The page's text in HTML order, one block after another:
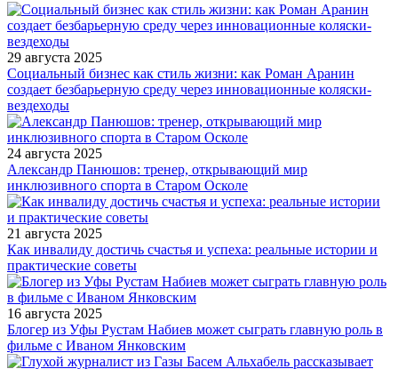
29 августа 2025
Социальный бизнес как стиль жизни: как Роман Аранин
создает безбарьерную среду через инновационные коляски-
вездеходы
24 августа 2025
Александр Панюшов: тренер, открывающий мир
инклюзивного спорта в Старом Осколе
21 августа 2025
Как инвалиду достичь счастья и успеха: реальные истории и
практические советы
16 августа 2025
Блогер из Уфы Рустам Набиев может сыграть главную роль в
фильме с Иваном Янковским